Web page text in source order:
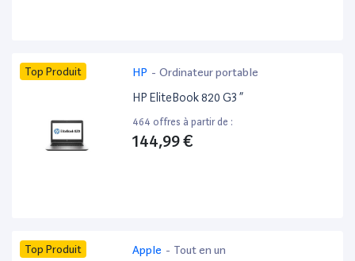
Top Produit HP - Ordinateur portable
HP EliteBook 820 G3 ”
464 offres à partir de :
144,99 €
Top Produit Apple - Tout en un